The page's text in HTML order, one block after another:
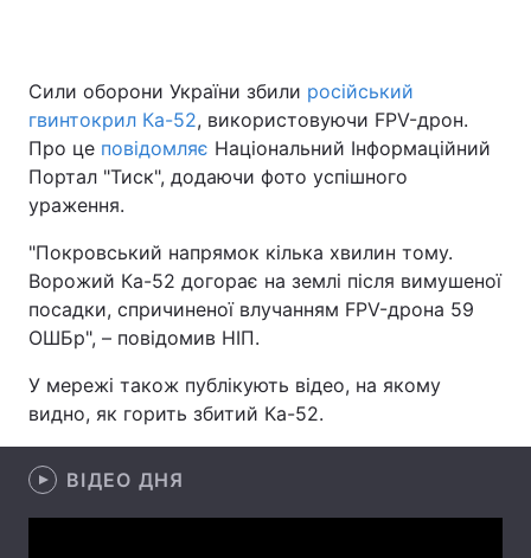
Головна Війна
Україна Політика
Спорт Наука
Техно і зв'язок
Зброя Інциденти
Цікавинки
Сили оборони України збили російський
гвинтокрил Ка-52, використовуючи FPV-дрон.
Про це повідомляє Національний Інформаційний
Портал "Тиск", додаючи фото успішного
ураження.
"Покровський напрямок кілька хвилин тому.
Ворожий Ка-52 догорає на землі після вимушеної
посадки, спричиненої влучанням FPV-дрона 59
ОШБр", – повідомив НІП.
У мережі також публікують відео, на якому
видно, як горить збитий Ка-52.
ВІДЕО ДНЯ